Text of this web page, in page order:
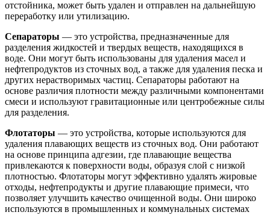
отстойника, может быть удален и отправлен на дальнейшую
переработку или утилизацию.
Сепараторы — это устройства, предназначенные для
разделения жидкостей и твердых веществ, находящихся в
воде. Они могут быть использованы для удаления масел и
нефтепродуктов из сточных вод, а также для удаления песка и
других нерастворимых частиц. Сепараторы работают на
основе различия плотности между различными компонентами
смеси и используют гравитационные или центробежные силы
для разделения.
Флотаторы — это устройства, которые используются для
удаления плавающих веществ из сточных вод. Они работают
на основе принципа адгезии, где плавающие вещества
привлекаются к поверхности воды, образуя слой с низкой
плотностью. Флотаторы могут эффективно удалять жировые
отходы, нефтепродукты и другие плавающие примеси, что
позволяет улучшить качество очищенной воды. Они широко
используются в промышленных и коммунальных системах